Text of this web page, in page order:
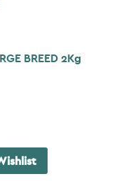
BREED 2Kg